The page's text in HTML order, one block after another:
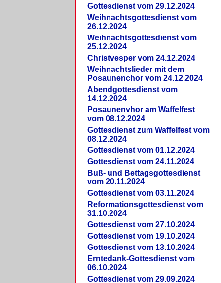
Gottesdienst vom 29.12.2024
Weihnachtsgottesdienst vom
26.12.2024
Weihnachtsgottesdienst vom
25.12.2024
Christvesper vom 24.12.2024
Weihnachtslieder mit dem
Posaunenchor vom 24.12.2024
Abendgottesdienst vom
14.12.2024
Posaunenvhor am Waffelfest
vom 08.12.2024
Gottesdienst zum Waffelfest vom
08.12.2024
Gottesdienst vom 01.12.2024
Gottesdienst vom 24.11.2024
Buß- und Bettagsgottesdienst
vom 20.11.2024
Gottesdienst vom 03.11.2024
Reformationsgottesdienst vom
31.10.2024
Gottesdienst vom 27.10.2024
Gottesdienst vom 19.10.2024
Gottesdienst vom 13.10.2024
Erntedank-Gottesdienst vom
06.10.2024
Gottesdienst vom 29.09.2024